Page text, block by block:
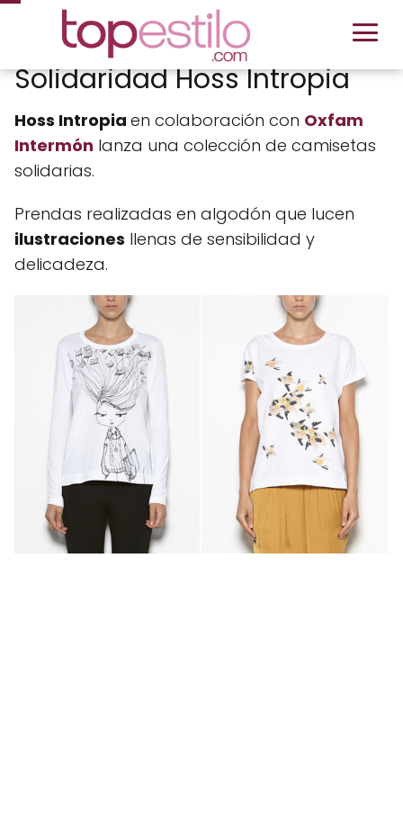
Solidaridad Hoss Intropia
Hoss Intropia en colaboración con Oxfam
Intermón lanza una colección de camisetas
solidarias.
Prendas realizadas en algodón que lucen
ilustraciones llenas de sensibilidad y
delicadeza.